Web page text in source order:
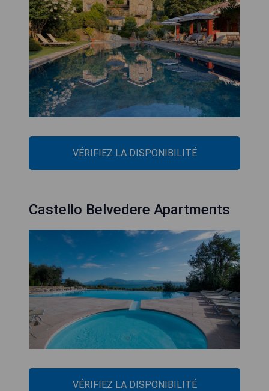
VÉRIFIEZ LA DISPONIBILITÉ
Castello Belvedere Apartments
VÉRIFIEZ LA DISPONIBILITÉ